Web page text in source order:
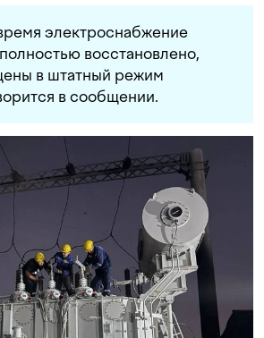
электроснабжение
восстановлено,
в штатный режим
в сообщении.